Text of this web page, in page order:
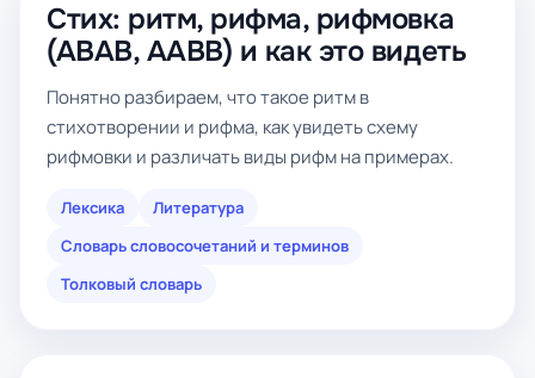
Стих: ритм, рифма, рифмовка
(ABAB, AABB) и как это видеть
Понятно разбираем, что такое ритм в
стихотворении и рифма, как увидеть схему
рифмовки и различать виды рифм на примерах.
Лексика
Литература
Словарь словосочетаний и терминов
Толковый словарь